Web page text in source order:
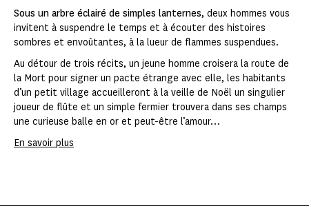
Sous un arbre éclairé de simples lanternes, deux hommes vous
invitent à suspendre le temps et à écouter des histoires
sombres et envoûtantes, à la lueur de flammes suspendues.
Au détour de trois récits, un jeune homme croisera la route de
la Mort pour signer un pacte étrange avec elle, les habitants
d’un petit village accueilleront à la veille de Noël un singulier
joueur de flûte et un simple fermier trouvera dans ses champs
une curieuse balle en or et peut-être l’amour…
En savoir plus